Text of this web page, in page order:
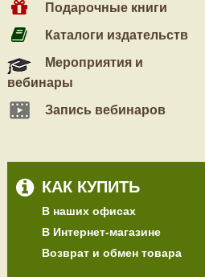
Подарочные книги
Каталоги издательств
Мероприятия и
вебинары
Запись вебинаров
КАК КУПИТЬ
В наших офисах
В Интернет-магазине
Возврат и обмен товара